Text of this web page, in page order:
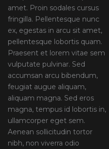
amet. Proin sodales cursus
fringilla. Pellentesque nunc
ex, egestas in arcu sit amet,
pellentesque lobortis quam.
Praesent et lorem vitae sem
vulputate pulvinar. Sed
accumsan arcu bibendum,
feugiat augue aliquam,
aliquam magna. Sed eros
magna, tempus id lobortis in,
ullamcorper eget sem.
Aenean sollicitudin tortor
nibh, non viverra odio